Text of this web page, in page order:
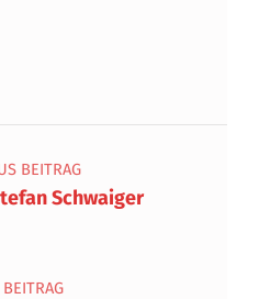
BEITRAG
Schwaiger